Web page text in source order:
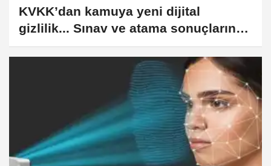
KVKK’dan kamuya yeni dijital
gizlilik... Sınav ve atama sonuçlarında
toplu ilan devri sona erdi